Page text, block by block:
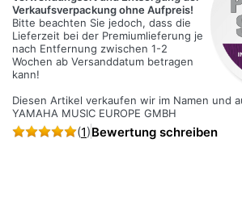
Verkaufsverpackung ohne Aufpreis!
Bitte beachten Sie jedoch, dass die
Lieferzeit bei der Premiumlieferung je
nach Entfernung zwischen 1-2
Wochen ab Versanddatum betragen
kann!
Diesen Artikel verkaufen wir im Namen und
YAMAHA MUSIC EUROPE GMBH
(1)Bewertung schreiben